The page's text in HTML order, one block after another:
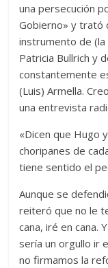
una persecución
Gobierno» y trató
instrumento de (la
Patricia Bullrich y
constantemente
(Luis) Armella.
una entrevista
«Dicen que Hugo
choripanes de
tiene sentido el
Aunque se
reiteró que no le
cana, iré en cana.
sería un orgullo ir
no firmamos la